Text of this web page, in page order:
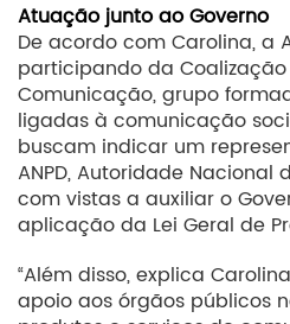
Atuação junto ao Governo
De acordo com Carolina, a
participando da
Comunicação, grupo
ligadas à comunicação
buscam indicar um
ANPD, Autoridade Nacional
com vistas a auxiliar o
aplicação da Lei Geral de
“Além disso, explica
apoio aos órgãos públicos